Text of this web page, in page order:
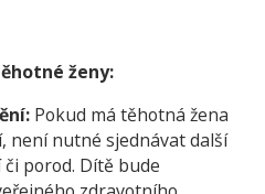
ženy:
Pokud má těhotná žena
není nutné sjednávat další
porod. Dítě bude